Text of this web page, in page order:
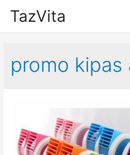
TazVita
promo kipas